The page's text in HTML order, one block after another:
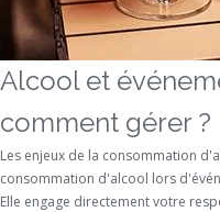
Alcool et
comment gérer ?
Les enjeux de la consommation
consommation d'alcool lors
Elle engage directement votre